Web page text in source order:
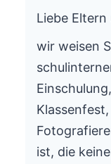
Liebe Eltern
wir weisen
ist, die